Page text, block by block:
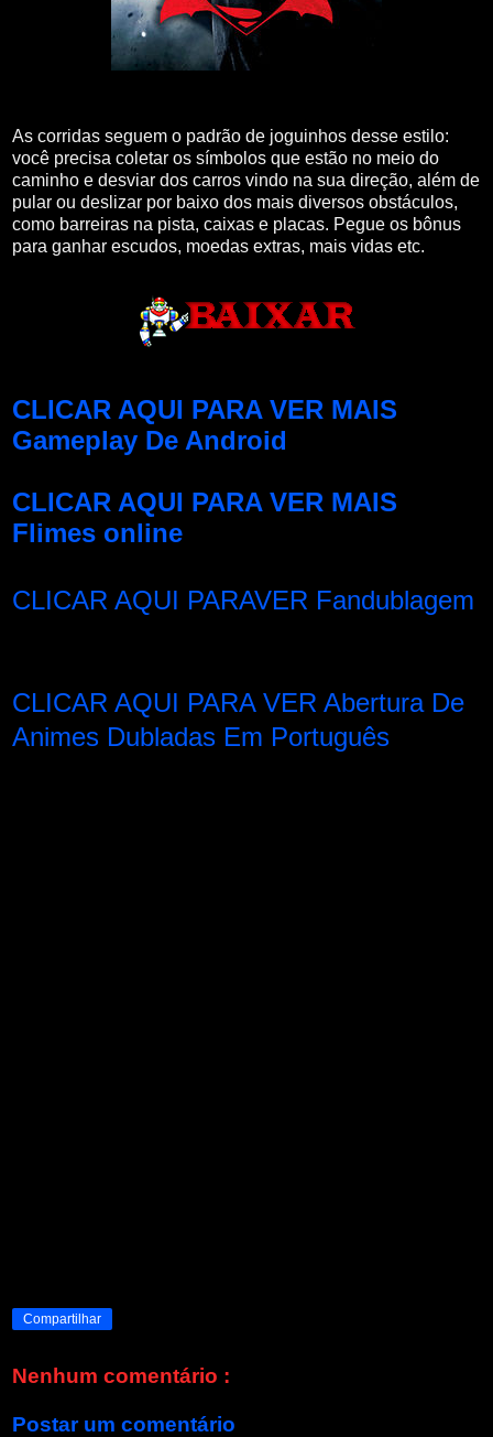
As corridas seguem o padrão de joguinhos desse estilo:
você precisa coletar os símbolos que estão no meio do
caminho e desviar dos carros vindo na sua direção, além de
pular ou deslizar por baixo dos mais diversos obstáculos,
como barreiras na pista, caixas e placas. Pegue os bônus
para ganhar escudos, moedas extras, mais vidas etc.
CLICAR AQUI PARA VER MAIS
Gameplay De Android
CLICAR AQUI PARA VER MAIS
Flimes online
CLICAR AQUI PARAVER Fandublagem
CLICAR AQUI PARA VER Abertura De
Animes Dubladas Em Português
Compartilhar
Nenhum comentário :
Postar um comentário